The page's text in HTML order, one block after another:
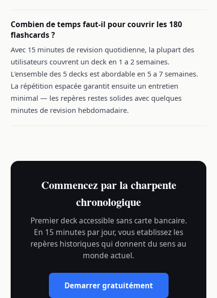
Combien de temps faut-il pour couvrir les 180
flashcards ?
Avec 15 minutes de revision quotidienne, la plupart des
utilisateurs couvrent un deck en 1 a 2 semaines.
L'ensemble des 5 decks est abordable en 5 a 7 semaines.
La répétition espacée garantit ensuite un entretien
minimal — les repères restes solides avec quelques
minutes de revision hebdomadaire.
Commencez par la charpente
chronologique
Premier deck accessible sans carte bancaire.
En 15 minutes par jour, vous etablissez les
repères historiques qui donnent du sens au
monde actuel.
Demarrer gratuitément